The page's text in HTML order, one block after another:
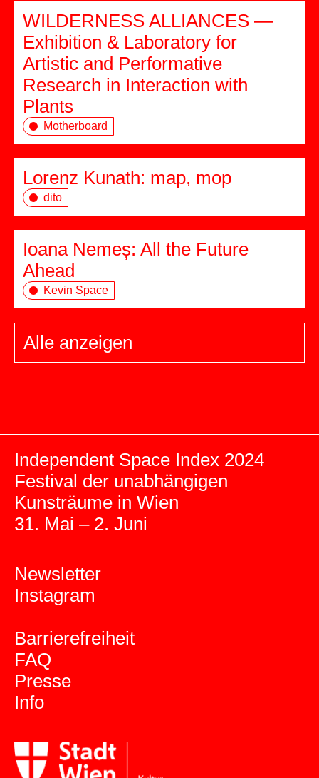
WILDERNESS ALLIANCES —
Exhibition & Laboratory for
Artistic and Performative
Research in Interaction with
Plants
Motherboard
Lorenz Kunath: map, mop
dito
Ioana Nemeș: All the Future
Ahead
Kevin Space
Alle anzeigen
Independent Space Index 2024
Festival der unabhängigen
Kunsträume in Wien
31. Mai – 2. Juni
Newsletter
Instagram
Barrierefreiheit
FAQ
Presse
Info